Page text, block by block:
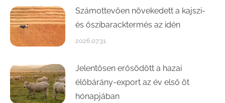
Számottevően növekedett a kajszi-
és őszibaracktermés az idén
2026.07.31.
Jelentősen erősödött a hazai
élőbárány-export az év első öt
hónapjában